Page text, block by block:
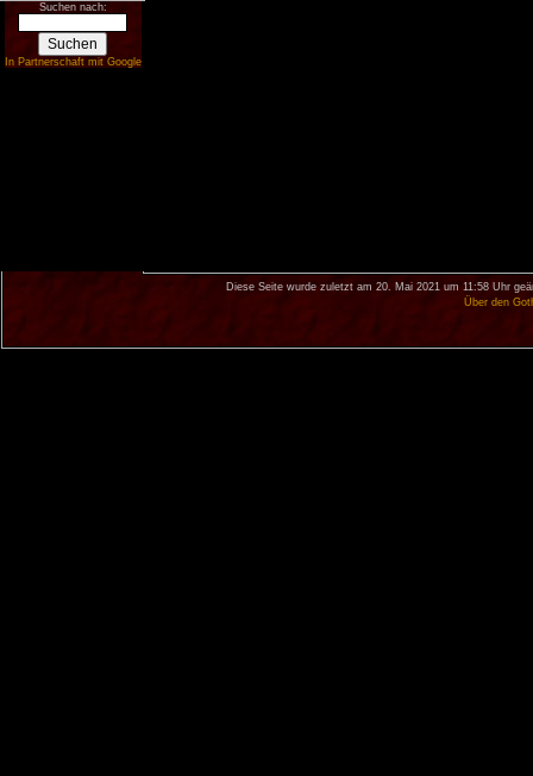
Suchen nach:
In Partnerschaft mit Google
Diese Seite wurde zuletzt am 20. Mai 2021 um 11:58 Uhr
Über den